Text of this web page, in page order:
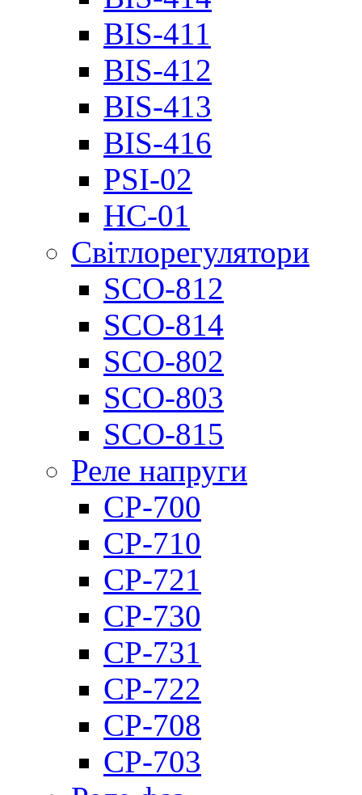
BIS-411
BIS-412
BIS-413
BIS-416
PSI-02
НС-01
Світлорегулятори
SCO-812
SCO-814
SCO-802
SCO-803
SCO-815
Реле напруги
CP-700
CP-710
CP-721
CP-730
CP-731
CP-722
CP-708
CP-703